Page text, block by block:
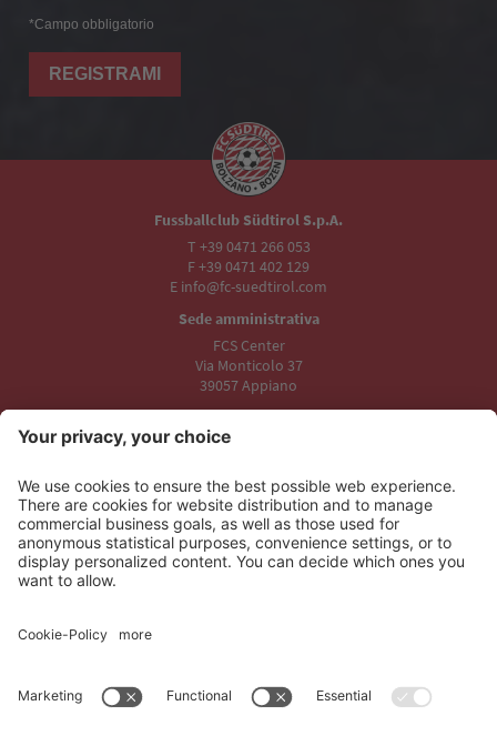
*Campo obbligatorio
REGISTRAMI
Fussballclub Südtirol S.p.A.
T +39 0471 266 053
F +39 0471 402 129
E info@fc-suedtirol.com
Sede amministrativa
FCS Center
Via Monticolo 37
39057 Appiano
Stadio Druso
39100 Bolzano